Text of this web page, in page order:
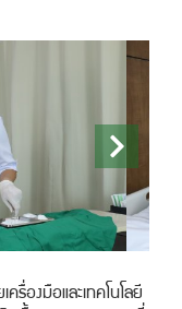
รื่องมือและเทคโนโลยี